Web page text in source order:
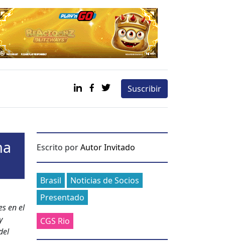
Suscribir
en el
Escrito porAutor Invitado
Categories
Brasil
Noticias de Socios
Presentado
CGS Rio